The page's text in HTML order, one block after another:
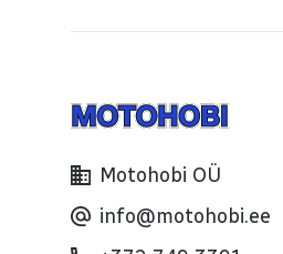
Motohobi OÜ
info@motohobi.ee